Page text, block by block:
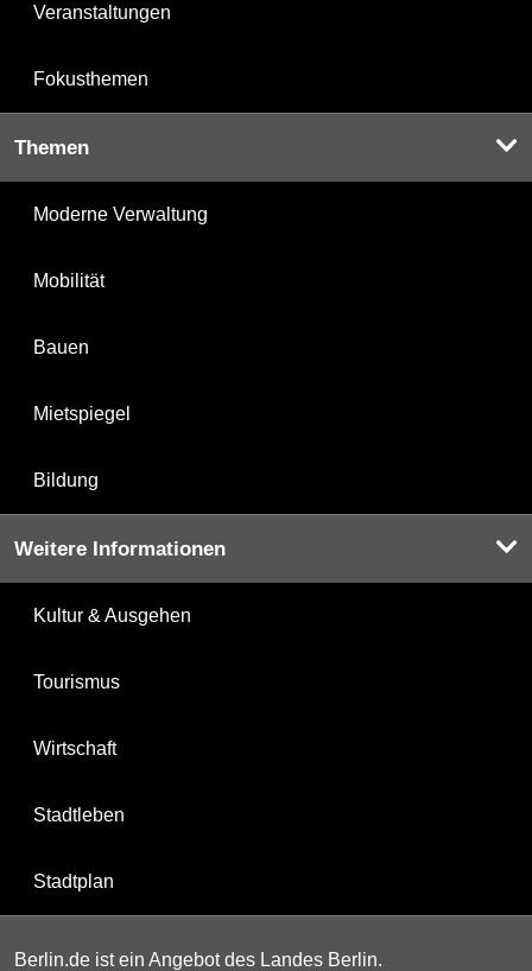
Veranstaltungen
Fokusthemen
Themen
Moderne Verwaltung
Mobilität
Bauen
Mietspiegel
Bildung
Weitere Informationen
Kultur & Ausgehen
Tourismus
Wirtschaft
Stadtleben
Stadtplan
Berlin.de ist ein Angebot des Landes Berlin.